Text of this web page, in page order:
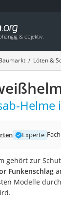
Löten &
Helme
Experte
gehört zur
Funkenschlag
Modelle